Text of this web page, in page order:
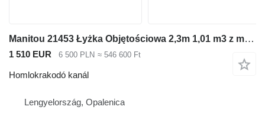
Manitou 21453 Łyżka Objętościowa 2,3m 1,01 m3 z mocowaniem do ładowarki
1 510 EUR 6 500 PLN ≈ 546 600 Ft
Homlokrakodó kanál
Lengyelország, Opalenica